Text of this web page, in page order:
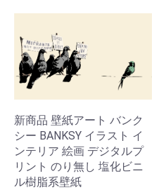
新商品 壁紙アート バンク
シー BANKSY イラスト イ
ンテリア 絵画 デジタルプ
リント のり無し 塩化ビニ
ル樹脂系壁紙